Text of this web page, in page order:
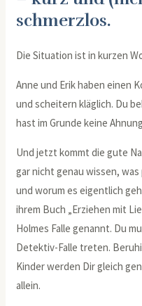
schmerzlos.
Die Situation ist in kurzen
Anne und Erik haben einen
und scheitern kläglich. Du
hast im Grunde keine
Und jetzt kommt die gute
gar nicht genau wissen,
und worum es eigentlich
ihrem Buch „Erziehen mit
Holmes Falle genannt. Du
Detektiv-Falle treten.
Kinder werden Dir gleich
allein.